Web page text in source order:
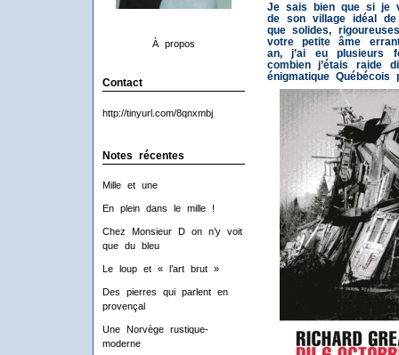
À propos
Contact
http://tinyurl.com/8qnxmbj
Notes récentes
Mille et une
En plein dans le mille !
Chez Monsieur D on n’y voit
que du bleu
Le loup et « l’art brut »
Des pierres qui parlent en
provençal
Une Norvège rustique-
moderne
Je sais bien que si je
de son village idéal de
que solides,
votre petite âme
an, j’ai eu plusieurs
combien j’étais raide
énigmatique Québécois